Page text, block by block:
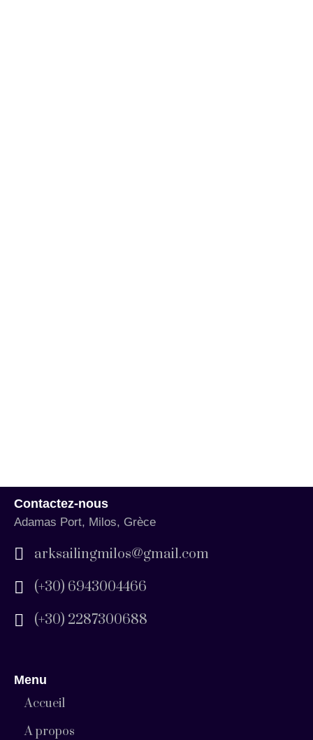
Contactez-nous
Adamas Port, Milos, Grèce
arksailingmilos@gmail.com
(+30) 6943004466
(+30) 2287300688
Menu
Accueil
A propos